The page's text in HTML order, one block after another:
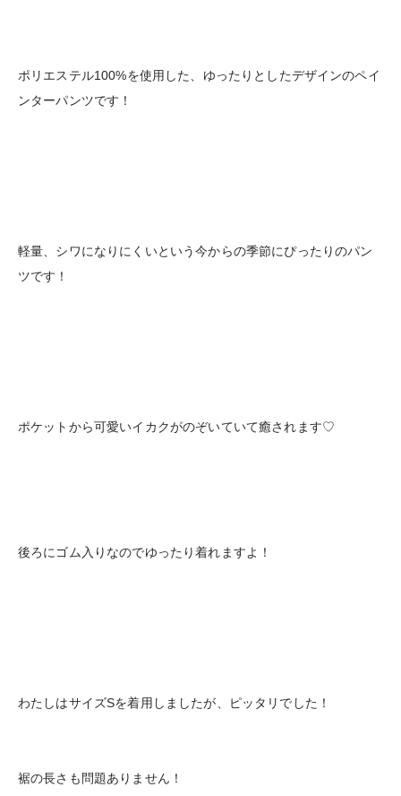
ポリエステル100%を使用した、ゆったりとしたデザインのペイ
ンターパンツです！
軽量、シワになりにくいという今からの季節にぴったりのパン
ツです！
ポケットから可愛いイカクがのぞいていて癒されます♡
後ろにゴム入りなのでゆったり着れますよ！
わたしはサイズSを着用しましたが、ピッタリでした！
裾の長さも問題ありません！